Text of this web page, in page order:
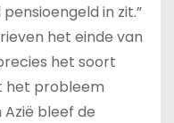
in zit.”
het einde van
het soort
het probleem
bleef de